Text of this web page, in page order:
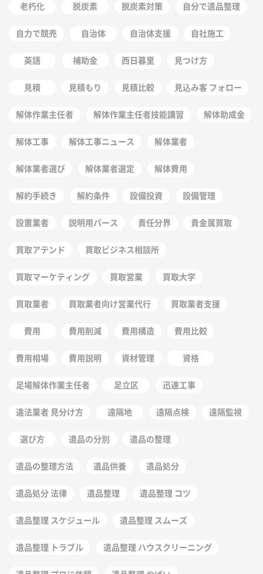
老朽化 脱炭素 脱炭素対策 自分で遺品整理
自力で競売 自治体 自治体支援 自社施工
英語 補助金 西日暮里 見つけ方
見積 見積もり 見積比較 見込み客 フォロー
解体作業主任者 解体作業主任者技能講習 解体助成金
解体工事 解体工事ニュース 解体業者
解体業者選び 解体業者選定 解体費用
解約手続き 解約条件 設備投資 設備管理
設置業者 説明用パース 責任分界 貴金属買取
買取アテンド 買取ビジネス相談所
買取マーケティング 買取営業 買取大学
買取業者 買取業者向け営業代行 買取業者支援
費用 費用削減 費用構造 費用比較
費用相場 費用説明 資材管理 資格
足場解体作業主任者 足立区 迅速工事
違法業者 見分け方 遠隔地 遠隔点検 遠隔監視
選び方 遺品の分別 遺品の整理
遺品の整理方法 遺品供養 遺品処分
遺品処分 法律 遺品整理 遺品整理 コツ
遺品整理 スケジュール 遺品整理 スムーズ
遺品整理 トラブル 遺品整理 ハウスクリーニング